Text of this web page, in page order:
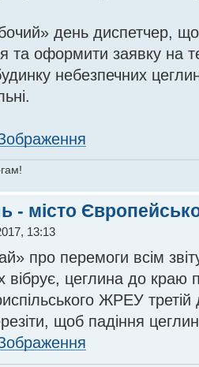
день диспетчер, що
та оформити заявку на
небезпечних
- місто
13:13
про перемоги всім
вібрує, цеглина до краю
ЖРЕУ третій
щоб падіння